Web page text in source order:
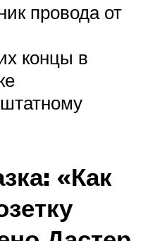
провода от
концы в
«Как